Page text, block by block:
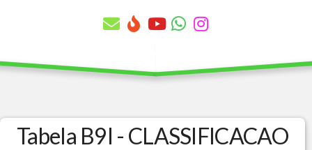
Tabela B9I - CLASSIFICACAO